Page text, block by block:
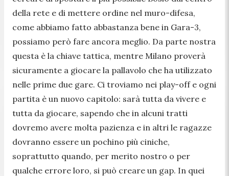
della rete e di mettere ordine nel muro-difesa,
come abbiamo fatto abbastanza bene in Gara-3,
possiamo però fare ancora meglio. Da parte nostra
questa è la chiave tattica, mentre Milano proverà
sicuramente a giocare la pallavolo che ha utilizzato
nelle prime due gare. Ci troviamo nei play-off e ogni
partita è un nuovo capitolo: sarà tutta da vivere e
tutta da giocare, sapendo che in alcuni tratti
dovremo avere molta pazienza e in altri le ragazze
dovranno essere un pochino più ciniche,
soprattutto quando, per merito nostro o per
qualche errore loro, si può creare un gap. In quei